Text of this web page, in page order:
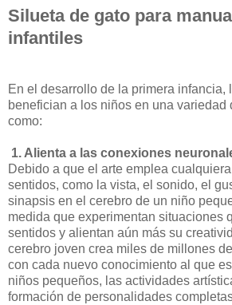
Silueta de gato para
infantiles
En el desarrollo de la primera infancia,
benefician a los niños en una variedad
como:
1. Alienta a las conexiones
Debido a que el arte emplea
sentidos, como la vista, el sonido, el
sinapsis en el cerebro de un niño
medida que experimentan situaciones
sentidos y alientan aún más su
cerebro joven crea miles de millones
con cada nuevo conocimiento al que
niños pequeños, las actividades
formación de personalidades